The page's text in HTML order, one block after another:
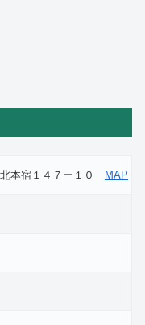
本宿１４７ー１０ MAP